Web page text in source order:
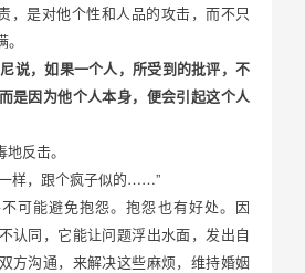
，是对他个性和人品的攻击，而不只
说，如果一个人，所受到的批评，不
是因为他个人本身，便会引起这个人
反击。
样，跟个疯子似的……”
可能避免抱怨。抱怨也有好处。因
认同，它能让问题浮出水面，发出自
方沟通，来解决这些麻烦，维持婚姻